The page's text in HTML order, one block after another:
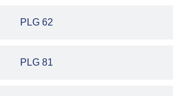
PLG 62
PLG 81